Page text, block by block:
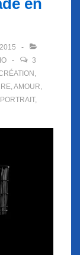
en
3
,
,AMOUR,
PORTRAIT,